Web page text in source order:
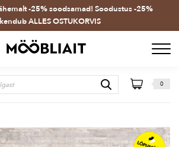
-25% soodsamad! Soodustus -25%
ALLES OSTUKORVIS
0